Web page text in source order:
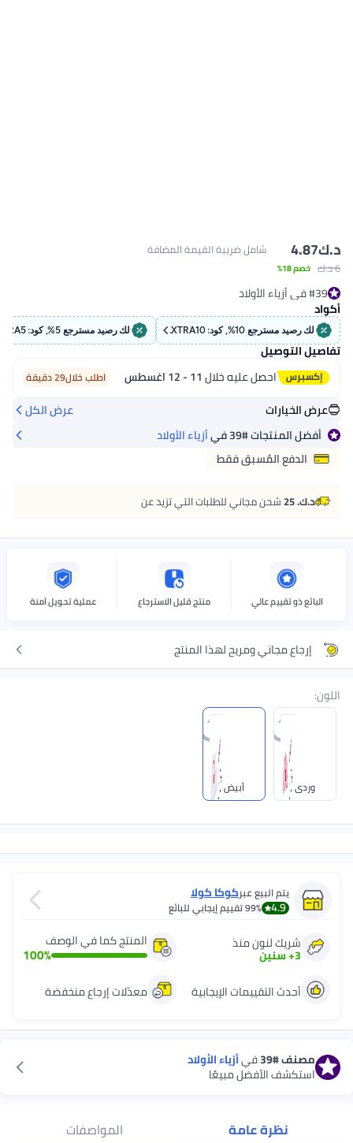
د.ك‏4.87
6 د.ك‏ خصم 18%
شامل ضريبة القيمة المضافة
#39 في أزياء الأولاد
#39 في أزياء الأولاد
أكواد
لك رصيد مسترجع 10%, كود: EXTRA10 لك رصيد مسترجع 5%, كود: EXTRA5
تفاصيل التوصيل
احصل عليه خلال11 - 12 اغسطس اطلب خلال29 دقيقة
عرض الخيارات
عرض الكل
أفضل المنتجات#39 فيأزياء الأولاد
الدفع المُسبق فقط
د.ك. 25 شحن مجاني للطلبات التي تزيد عن
البائع ذو تقييم عالي منتج قليل الاسترجاع عملية تحويل آمنة
إرجاع مجاني ومريح لهذا المنتج
اللون:
وردي أبيض
يتم البيع عبركوكا كولا
4.9
99%تقييم إيجابي للبائع
المنتج كما في الوصف
100%
شريك لنون منذ
3
+سنين
معدّلات إرجاع منخفضة
أحدث التقييمات الإيجابية
مصنف#39 فيأزياء الأولاد
استكشف الأفضل مبيعًا
نظرة عامة المواصفات